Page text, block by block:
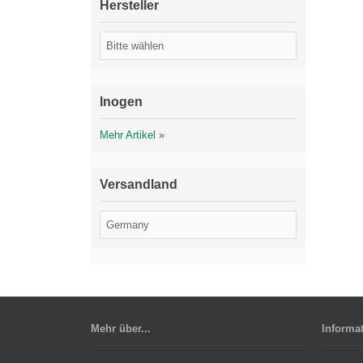
Hersteller
Inogen
Mehr Artikel »
Versandland
Mehr über...